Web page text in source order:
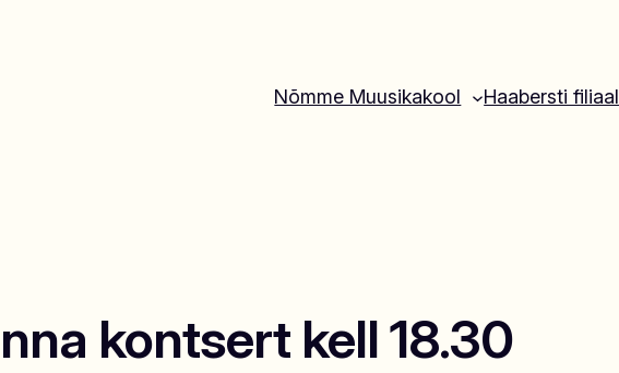
Nõmme Muusikakool Haabersti filiaal
kontsert kell 18.30